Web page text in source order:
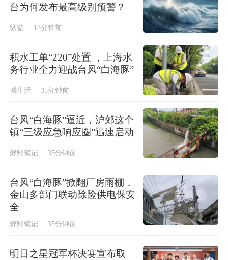
台为何发布最高级别预警？
纵览 18分钟前
积水工单“220”处置 ，上海水
务行业全力迎战台风“白海豚”
城生活 35分钟前
台风“白海豚”逼近，沪郊这个
镇“三级应急响应圈”迅速启动
郊野笔记 35分钟前
台风“白海豚”掀翻厂房雨棚，
金山多部门联动除险供电保安
全
郊野笔记 35分钟前
明日之星冠军杯决赛宣布取